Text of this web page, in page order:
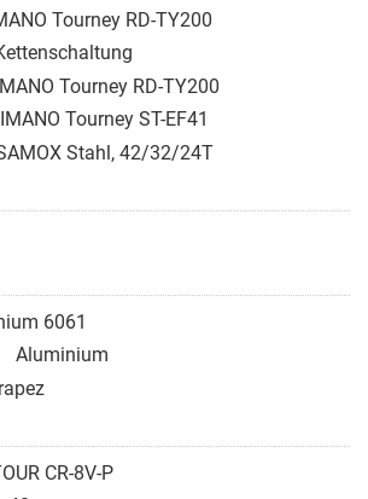
Tourney RD-TY200
Tourney RD-TY200
Tourney ST-EF41
Stahl, 42/32/24T
6061
Aluminium
CR-8V-P